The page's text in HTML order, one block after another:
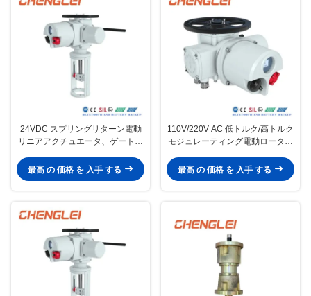
24VDC スプリングリターン電動
リニアアクチュエータ、ゲートバ
最高 の 価格 を 入手 する
110V/220V AC 低トルク/高トルク
モジュレーティング電動ロータリ
最高 の 価格 を 入手 する